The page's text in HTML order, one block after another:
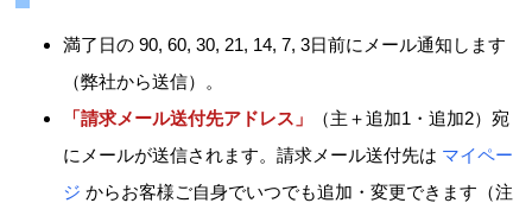
満了日の 90, 60, 30, 21, 14, 7, 3日前にメール通知します
（弊社から送信）。
「請求メール送付先アドレス」
（主＋追加1・追加2）宛
にメールが送信されます。請求メール送付先は マイペー
ジ からお客様ご自身でいつでも追加・変更できます（注